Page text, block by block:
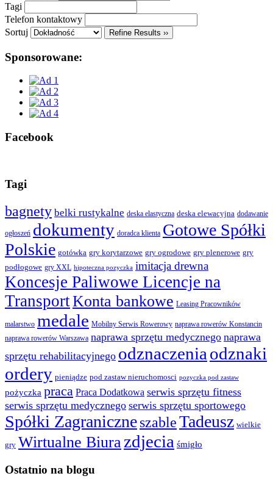
Tagi
Telefon kontaktowy
Sortuj
Refine Results ››
Sponsorowane:
Facebook
Tagi
bagnety belki rustykalne deska elastyczna deska elewacyjna dodawanie
ogłoszeń dokumenty doradca klienta Gotowe Spółki
Polskie gotówka gry korytarzowe gry ogrodowe gry plenerowe gry
podłogowe gry XXL hipoteczna pozyczka imitacja drewna
Koncesje Paliwowe Licencje na
TransportKonta bankowe Leasing Pracowników
malarstwo medale Mobilny Serwis Rowerowy naprawa rowerów Konstancin
naprawa rowerów Warszawa naprawa sprzętu medycznego naprawa
sprzętu rehabilitacyjnego odznaczenia odznaki
ordery pieniądze pod zastaw nieruchomosci pozyczka pod zastaw
pożyczka praca Praca Dodatkowa serwis sprzętu fitness
serwis sprzętu medycznego serwis sprzętu sportowego
Spółki ZagraniczneszableTadeusz wielkie
gry Wirtualne Biurazdjecia śmigło
Ostatnio na blogu